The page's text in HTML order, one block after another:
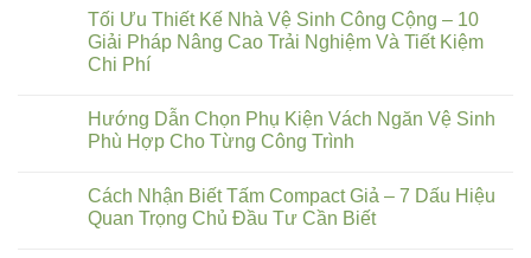
Tối Ưu Thiết Kế Nhà Vệ Sinh Công Cộng – 10
Giải Pháp Nâng Cao Trải Nghiệm Và Tiết Kiệm
Chi Phí
Hướng Dẫn Chọn Phụ Kiện Vách Ngăn Vệ Sinh
Phù Hợp Cho Từng Công Trình
Cách Nhận Biết Tấm Compact Giả – 7 Dấu Hiệu
Quan Trọng Chủ Đầu Tư Cần Biết